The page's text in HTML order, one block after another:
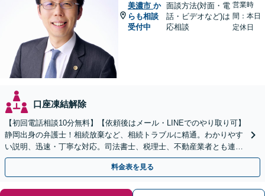
美濃市 か
らも相談
受付中
面談方法(対面・電
話・ビデオなど)は
応相談
営業時
間：本日
定休日
口座凍結解除
【初回電話相談10分無料】【依頼後はメール・LINEでのやり取り可】
静岡出身の弁護士！相続放棄など、相続トラブルに精通。わかりやす
い説明、迅速・丁寧な対応。司法書士、税理士、不動産業者とも連携
し、遺産相続をトータルサポート【完全個室相談】
料金表を見る